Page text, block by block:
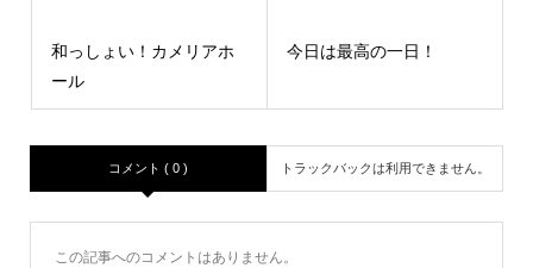
和っしょい！カメリアホ
ール
今日は最高の一日！
コメント ( 0 ) トラックバックは利用できません。
この記事へのコメントはありません。